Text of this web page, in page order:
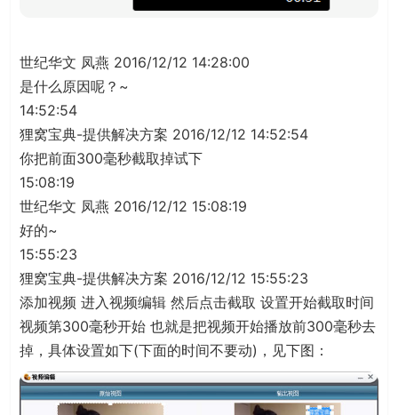
世纪华文 凤燕 2016/12/12 14:28:00
是什么原因呢？~
14:52:54
狸窝宝典-提供解决方案 2016/12/12 14:52:54
你把前面300毫秒截取掉试下
15:08:19
世纪华文 凤燕 2016/12/12 15:08:19
好的~
15:55:23
狸窝宝典-提供解决方案 2016/12/12 15:55:23
添加视频 进入视频编辑 然后点击截取 设置开始截取时间
视频第300毫秒开始 也就是把视频开始播放前300毫秒去
掉，具体设置如下(下面的时间不要动)，见下图：